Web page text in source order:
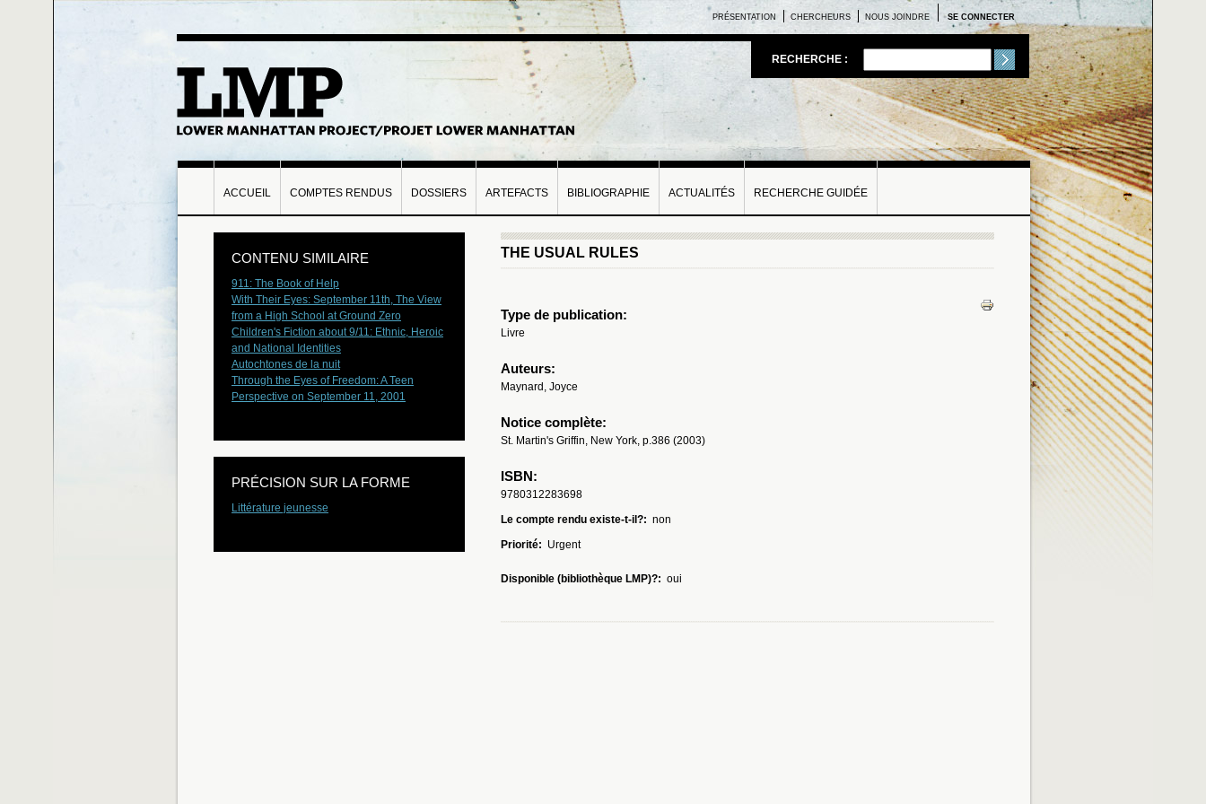
SE CONNECTER
PRÉSENTATION CHERCHEURS NOUS JOINDRE
RECHERCHE :
ACCUEIL COMPTES RENDUS DOSSIERS ARTEFACTS BIBLIOGRAPHIE ACTUALITÉS RECHERCHE GUIDÉE
THE USUAL RULES
Type de publication:
Livre
Auteurs:
Maynard, Joyce
Notice complète:
St. Martin's Griffin, New York, p.386 (2003)
ISBN:
9780312283698
Le compte rendu existe-t-il?: non
Priorité: Urgent
Disponible (bibliothèque LMP)?: oui
CONTENU SIMILAIRE
911: The Book of Help
With Their Eyes: September 11th, The View
from a High School at Ground Zero
Children's Fiction about 9/11: Ethnic, Heroic
and National Identities
Autochtones de la nuit
Through the Eyes of Freedom: A Teen
Perspective on September 11, 2001
PRÉCISION SUR LA FORME
Littérature jeunesse